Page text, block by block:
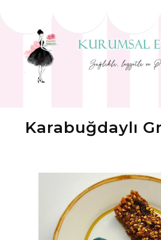
Karabuğdaylı